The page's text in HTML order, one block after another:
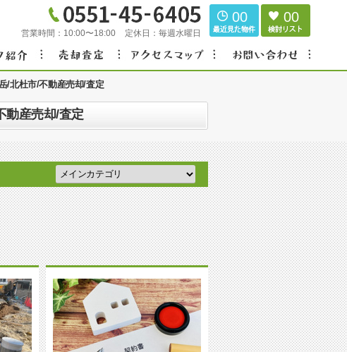
営業時間： 10:00〜18:00 定休日： 毎週水曜日
00 00
/北杜市/不動産売却/査定
動産売却/査定